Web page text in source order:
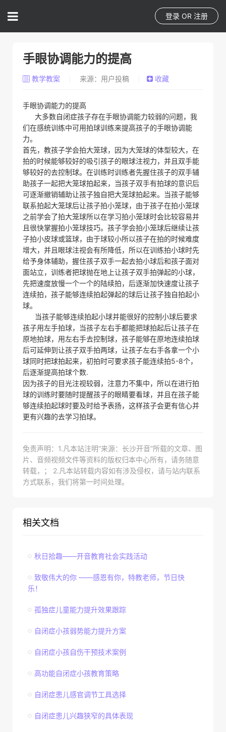
登录 OR 注册
手眼协调能力的提高
教学教案 来源：用户投稿 收藏
手眼协调能力的提高
大多数自闭症孩子存在手眼协调能力较弱的问题，我
们在感统训练中可用拍球训练来提高孩子的手眼协调能
力。
首先，教孩子学会拍大笼球，因为大笼球的体型较大，在
拍的时候能够较好的吸引孩子的眼球注视力，并且双手能
够较好的去控制球。在训练时训练者先握住孩子的双手辅
助孩子一起把大笼球拍起来，当孩子双手有拍球的意识后
可逐渐撤销辅助让孩子独自把大笼球拍起来。当孩子能够
联系拍起大笼球后让孩子拍小笼球，由于孩子在拍小笼球
之前学会了拍大笼球所以在学习拍小笼球时会比较容易并
且很快掌握拍小笼球技巧。孩子学会拍小笼球后继续让孩
子拍小皮球或篮球，由于球较小所以孩子在拍的时候难度
增大，并且眼球注视会有所降低，所以在训练拍小球时先
给予身体辅助，握住孩子双手一起去拍小球后和孩子面对
面站立，训练者把球抛在地上让孩子双手拍弹起的小球，
先把速度放慢一个一个的陆续拍，后逐渐加快速度让孩子
连续拍，孩子能够连续拍起弹起的球后让孩子独自拍起小
球。
当孩子能够连续拍起小球并能很好的控制小球后要求
孩子用左手拍球，当孩子左右手都能把球拍起后让孩子在
原地拍球，用左右手去控制球，孩子能够在原地连续拍球
后可延伸到让孩子双手拍两球，让孩子左右手各拿一个小
球同时把球拍起来，初拍时可要求孩子能连续拍5-8个，
后逐渐提高拍球个数.
因为孩子的目光注视较弱，注意力不集中，所以在进行拍
球的训练时要随时提醒孩子的眼睛要看球，并且在孩子能
够连续拍起球时要及时给予表扬，这样孩子会更有信心并
更有兴趣的去学习拍球。
免责声明：1.凡本站注明“来源：长沙开音”所载的文章、图
片、音频视频文件等资料的版权归本中心所有，请务随意
转载，； 2.凡本站转载内容如有涉及侵权，请与站内联系
方式联系，我们将第一时间处理。
相关文档
秋日拾趣——开音教育社会实践活动
致敬伟大的你 ——感恩有你，特教老师，节日快
乐！
孤独症儿童能力提升效果跟踪
自闭症小孩弱势能力提升方案
自闭症小孩自伤干预技术案例
高功能自闭症小孩教育策略
自闭症患儿感官调节工具选择
自闭症患儿兴趣狭窄的具体表现